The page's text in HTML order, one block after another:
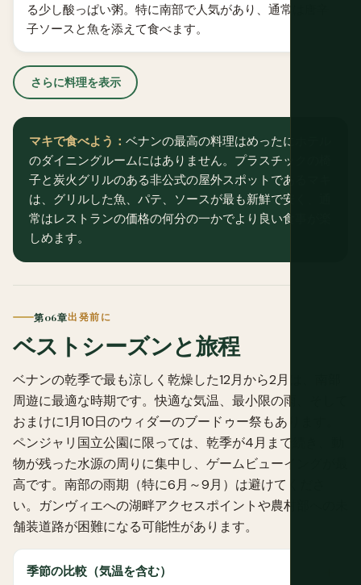
る少し酸っぱい粥。特に南部で人気があり、通常は唐辛
子ソースと魚を添えて食べます。
さらに料理を表示
マキで食べよう： ベナンの最高の料理はめったにホテル
のダイニングルームにはありません。プラスチックの椅
子と炭火グリルのある非公式の屋外スポットであるマキ
は、グリルした魚、パテ、ソースが最も新鮮で安く、通
常はレストランの価格の何分の一かでより良い食事が楽
しめます。
第06章出発前に
ベストシーズンと旅程
ベナンの乾季で最も涼しく乾燥した12月から2月は、南部
周遊に最適な時期です。快適な気温、最小限の雨、そして
おまけに1月10日のウィダーのブードゥー祭もあります。
ペンジャリ国立公園に限っては、乾季が4月まで続き、動
物が残った水源の周りに集中し、ゲームビューイングが最
高です。南部の雨期（特に6月～9月）は避けてくださ
い。ガンヴィエへの湖畔アクセスポイントや農村部への未
舗装道路が困難になる可能性があります。
季節の比較（気温を含む）